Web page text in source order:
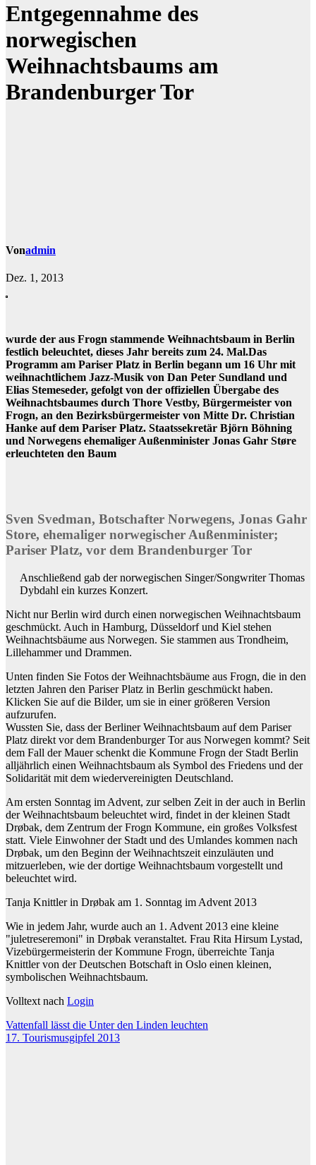
Entgegennahme des
norwegischen
Weihnachtsbaums am
Brandenburger Tor
Vonadmin
Dez. 1, 2013
wurde der aus Frogn stammende Weihnachtsbaum in Berlin
festlich beleuchtet, dieses Jahr bereits zum 24. Mal.Das
Programm am Pariser Platz in Berlin begann um 16 Uhr mit
weihnachtlichem Jazz-Musik von Dan Peter Sundland und
Elias Stemeseder, gefolgt von der offiziellen Übergabe des
Weihnachtsbaumes durch Thore Vestby, Bürgermeister von
Frogn, an den Bezirksbürgermeister von Mitte Dr. Christian
Hanke auf dem Pariser Platz. Staatssekretär Björn Böhning
und Norwegens ehemaliger Außenminister Jonas Gahr Støre
erleuchteten den Baum
Sven Svedman, Botschafter Norwegens, Jonas Gahr
Store, ehemaliger norwegischer Außenminister;
Pariser Platz, vor dem Brandenburger Tor
Anschließend gab der norwegischen Singer/Songwriter Thomas
Dybdahl ein kurzes Konzert.
Nicht nur Berlin wird durch einen norwegischen Weihnachtsbaum
geschmückt. Auch in Hamburg, Düsseldorf und Kiel stehen
Weihnachtsbäume aus Norwegen. Sie stammen aus Trondheim,
Lillehammer und Drammen.
Unten finden Sie Fotos der Weihnachtsbäume aus Frogn, die in den
letzten Jahren den Pariser Platz in Berlin geschmückt haben.
Klicken Sie auf die Bilder, um sie in einer größeren Version
aufzurufen.
Wussten Sie, dass der Berliner Weihnachtsbaum auf dem Pariser
Platz direkt vor dem Brandenburger Tor aus Norwegen kommt? Seit
dem Fall der Mauer schenkt die Kommune Frogn der Stadt Berlin
alljährlich einen Weihnachtsbaum als Symbol des Friedens und der
Solidarität mit dem wiedervereinigten Deutschland.
Am ersten Sonntag im Advent, zur selben Zeit in der auch in Berlin
der Weihnachtsbaum beleuchtet wird, findet in der kleinen Stadt
Drøbak, dem Zentrum der Frogn Kommune, ein großes Volksfest
statt. Viele Einwohner der Stadt und des Umlandes kommen nach
Drøbak, um den Beginn der Weihnachtszeit einzuläuten und
mitzuerleben, wie der dortige Weihnachtsbaum vorgestellt und
beleuchtet wird.
Tanja Knittler in Drøbak am 1. Sonntag im Advent 2013
Wie in jedem Jahr, wurde auch an 1. Advent 2013 eine kleine
"juletreseremoni" in Drøbak veranstaltet. Frau Rita Hirsum Lystad,
Vizebürgermeisterin der Kommune Frogn, überreichte Tanja
Knittler von der Deutschen Botschaft in Oslo einen kleinen,
symbolischen Weihnachtsbaum.
Volltext nach Login
Beitragsnavigation
Vattenfall lässt die Unter den Linden leuchten
17. Tourismusgipfel 2013